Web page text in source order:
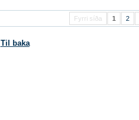
Fyrri síða 1 2
Til baka